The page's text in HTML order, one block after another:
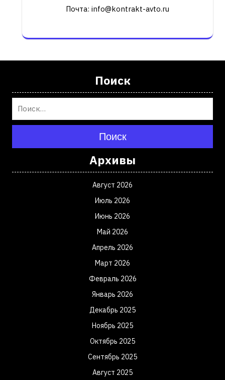
Почта: info@kontrakt-avto.ru
Поиск
Поиск
Архивы
Август 2026
Июль 2026
Июнь 2026
Май 2026
Апрель 2026
Март 2026
Февраль 2026
Январь 2026
Декабрь 2025
Ноябрь 2025
Октябрь 2025
Сентябрь 2025
Август 2025